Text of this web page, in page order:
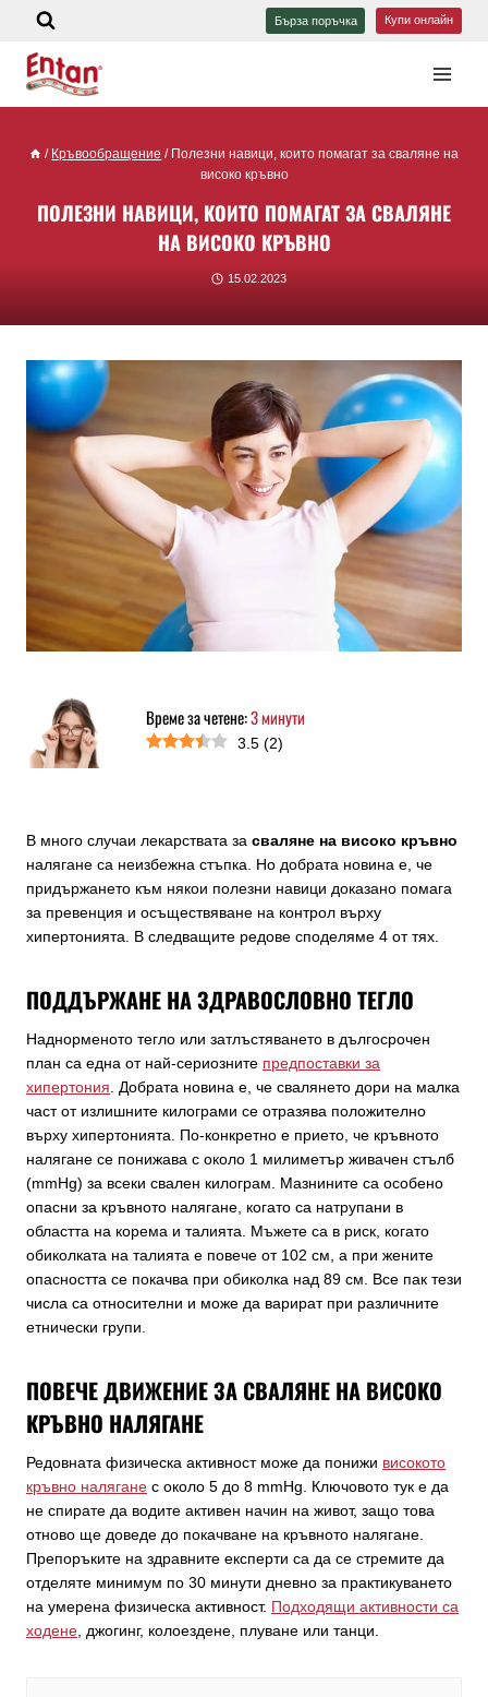
Бърза поръчка Купи онлайн
/ Кръвообращение / Полезни навици, които помагат за сваляне на
високо кръвно
ПОЛЕЗНИ НАВИЦИ, КОИТО ПОМАГАТ ЗА СВАЛЯНЕ
НА ВИСОКО КРЪВНО
15.02.2023
Време за четене:3минути
3.5 (2)
В много случаи лекарствата за сваляне на високо кръвно
налягане са неизбежна стъпка. Но добрата новина е, че
придържането към някои полезни навици доказано помага
за превенция и осъществяване на контрол върху
хипертонията. В следващите редове споделяме 4 от тях.
ПОДДЪРЖАНЕ НА ЗДРАВОСЛОВНО ТЕГЛО
Наднорменото тегло или затлъстяването в дългосрочен
план са една от най-сериозните предпоставки за
хипертония . Добрата новина е, че свалянето дори на малка
част от излишните килограми се отразява положително
върху хипертонията. По-конкретно е прието, че кръвното
налягане се понижава с около 1 милиметър живачен стълб
(mmHg) за всеки свален килограм. Мазнините са особено
опасни за кръвното налягане, когато са натрупани в
областта на корема и талията. Мъжете са в риск, когато
обиколката на талията е повече от 102 см, а при жените
опасността се покачва при обиколка над 89 см. Все пак тези
числа са относителни и може да варират при различните
етнически групи.
ПОВЕЧЕ ДВИЖЕНИЕ ЗА СВАЛЯНЕ НА ВИСОКО
КРЪВНО НАЛЯГАНЕ
Редовната физическа активност може да понижи високото
кръвно налягане с около 5 до 8 mmHg. Ключовото тук е да
не спирате да водите активен начин на живот, защо това
отново ще доведе до покачване на кръвното налягане.
Препоръките на здравните експерти са да се стремите да
отделяте минимум по 30 минути дневно за практикуването
на умерена физическа активност. Подходящи активности са
ходене , джогинг, колоездене, плуване или танци.